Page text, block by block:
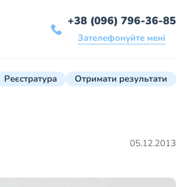
+38 (096) 796-36-85
Зателефонуйте мені
Реєстратура Отримати результати
05.12.2013